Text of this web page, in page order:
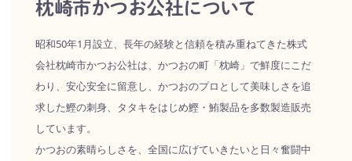
枕崎市かつお公社について
昭和50年1月設立、長年の経験と信頼を積み重ねてきた株式
会社枕崎市かつお公社は、かつおの町「枕崎」で鮮度にこだ
わり、安心安全に留意し、かつおのプロとして美味しさを追
求した鰹の刺身、タタキをはじめ鰹・鮪製品を多数製造販売
しています。
かつおの素晴らしさを、全国に広げていきたいと日々奮闘中